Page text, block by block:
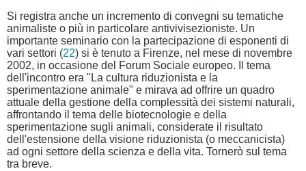
Si registra anche un incremento di convegni su tematiche
animaliste o più in particolare antivivisezioniste. Un
importante seminario con la partecipazione di esponenti di
vari settori (22) si è tenuto a Firenze, nel mese di novembre
2002, in occasione del Forum Sociale europeo. Il tema
dell'incontro era "La cultura riduzionista e la
sperimentazione animale" e mirava ad offrire un quadro
attuale della gestione della complessità dei sistemi naturali,
affrontando il tema delle biotecnologie e della
sperimentazione sugli animali, considerate il risultato
dell'estensione della visione riduzionista (o meccanicista)
ad ogni settore della scienza e della vita. Tornerò sul tema
tra breve.